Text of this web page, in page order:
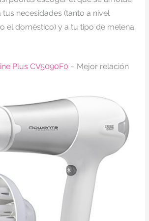
necesidades (tanto a nivel
el doméstico) y a tu tipo de melena.
Plus CV5090F0 – Mejor relación